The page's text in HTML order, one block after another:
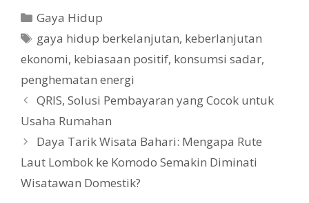
Kategori
Gaya Hidup
Tag
gaya hidup berkelanjutan, keberlanjutan
ekonomi, kebiasaan positif, konsumsi sadar,
penghematan energi
QRIS, Solusi Pembayaran yang Cocok untuk
Usaha Rumahan
Daya Tarik Wisata Bahari: Mengapa Rute
Laut Lombok ke Komodo Semakin Diminati
Wisatawan Domestik?